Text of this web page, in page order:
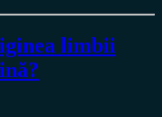
limbii